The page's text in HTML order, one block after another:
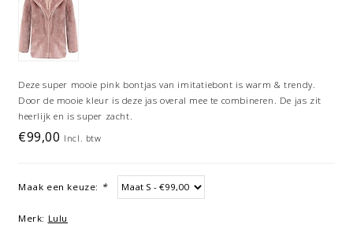
Deze super mooie pink bontjas van imitatiebont is warm & trendy.
Door de mooie kleur is deze jas overal mee te combineren. De jas zit
heerlijk en is super zacht.
€99,00 Incl. btw
Maak een keuze: *
Merk: Lulu